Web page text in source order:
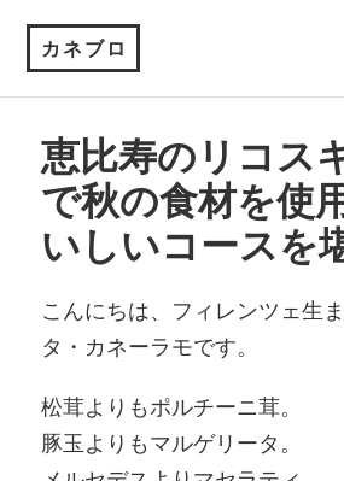
カネブロ
恵比寿のリコス
で秋の食材を使
いしいコースを
こんにちは、フィレンツェ生
タ・カネーラモです。
松茸よりもポルチーニ茸。
豚玉よりもマルゲリータ。